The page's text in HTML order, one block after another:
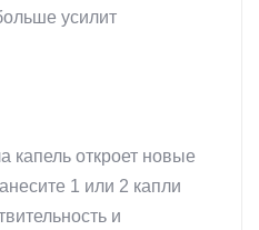
усилит
капель откроет новые
1 или 2 капли
и